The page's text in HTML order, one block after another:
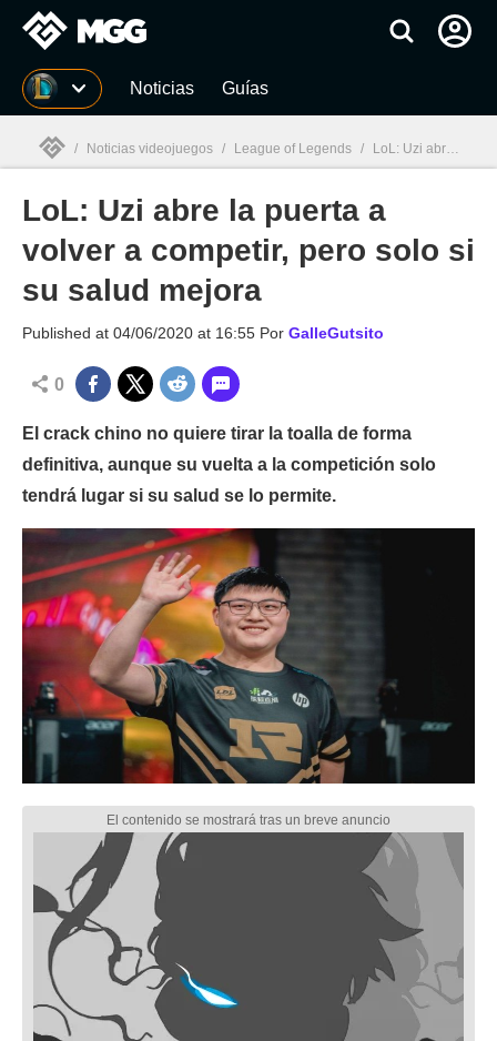
MGG Noticias Guías
MGG
/ Noticias videojuegos / League of Legends / LoL: Uzi abre la puerta a volver a competir, pero solo si su salud mejora
LoL: Uzi abre la puerta a
volver a competir, pero solo si
su salud mejora
Published at 04/06/2020 at 16:55 Por GalleGutsito
0
El crack chino no quiere tirar la toalla de forma
definitiva, aunque su vuelta a la competición solo
tendrá lugar si su salud se lo permite.